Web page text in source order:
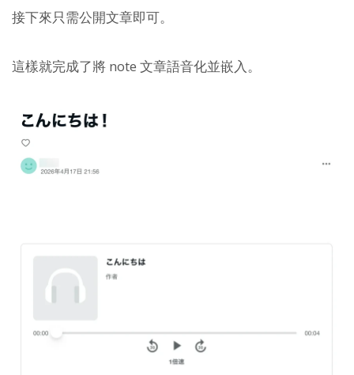
接下來只需公開文章即可。
這樣就完成了將 note 文章語音化並嵌入。